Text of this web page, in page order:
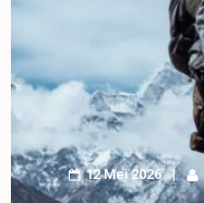
12 Mei 2026